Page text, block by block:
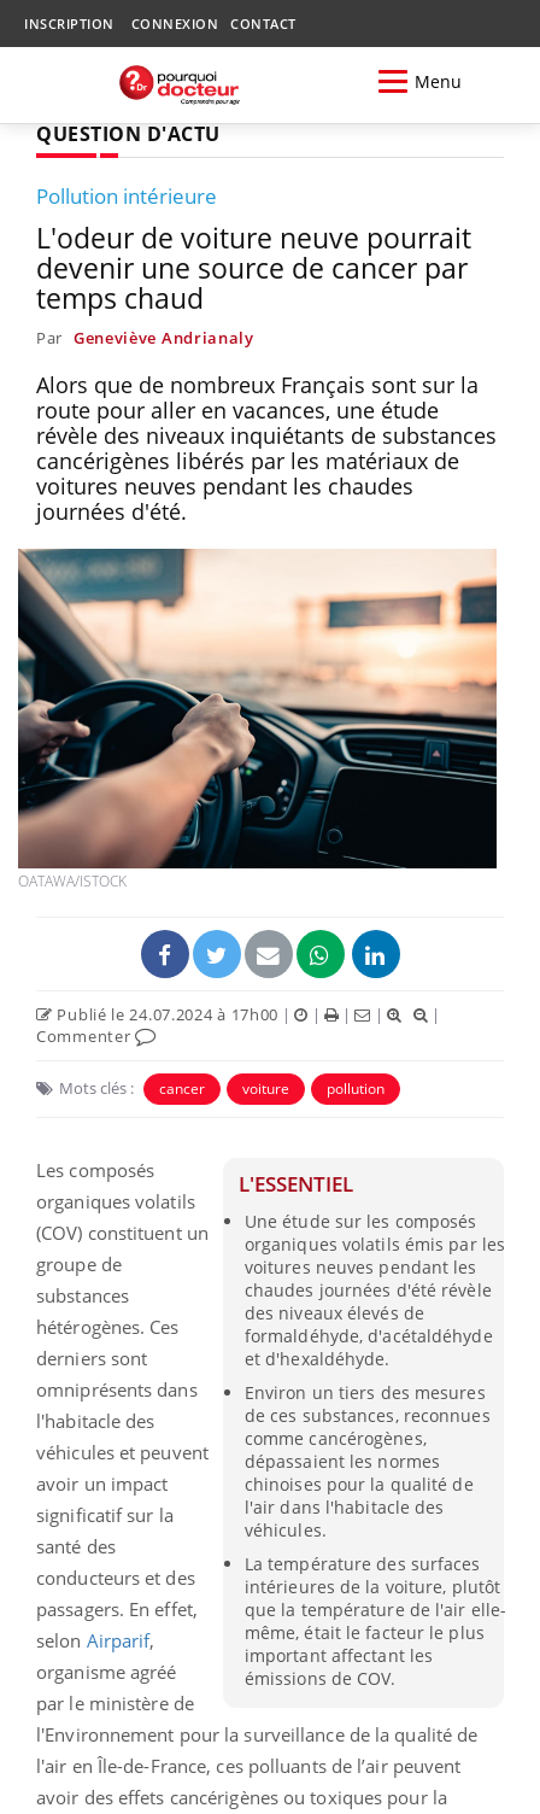
INSCRIPTION CONNEXION CONTACT
Menu
QUESTION D'ACTU
Pollution intérieure
L'odeur de voiture neuve pourrait
devenir une source de cancer par
temps chaud
Par Geneviève Andrianaly
Alors que de nombreux Français sont sur la
route pour aller en vacances, une étude
révèle des niveaux inquiétants de substances
cancérigènes libérés par les matériaux de
voitures neuves pendant les chaudes
journées d'été.
OATAWA/ISTOCK
Publié le 24.07.2024 à 17h00 | | | |
|
Commenter
Mots clés : cancer voiture pollution
L'ESSENTIEL
Une étude sur les composés
organiques volatils émis par les
voitures neuves pendant les
chaudes journées d'été révèle
des niveaux élevés de
formaldéhyde, d'acétaldéhyde
et d'hexaldéhyde.
Environ un tiers des mesures
de ces substances, reconnues
comme cancérogènes,
dépassaient les normes
chinoises pour la qualité de
l'air dans l'habitacle des
véhicules.
La température des surfaces
intérieures de la voiture, plutôt
que la température de l'air elle-
même, était le facteur le plus
important affectant les
émissions de COV.
Les composés
organiques volatils
(COV) constituent un
groupe de
substances
hétérogènes. Ces
derniers sont
omniprésents dans
l'habitacle des
véhicules et peuvent
avoir un impact
significatif sur la
santé des
conducteurs et des
passagers. En effet,
selon Airparif,
organisme agréé
par le ministère de
l'Environnement pour la surveillance de la qualité de
l'air en Île-de-France, ces polluants de l’air peuvent
avoir des effets cancérigènes ou toxiques pour la